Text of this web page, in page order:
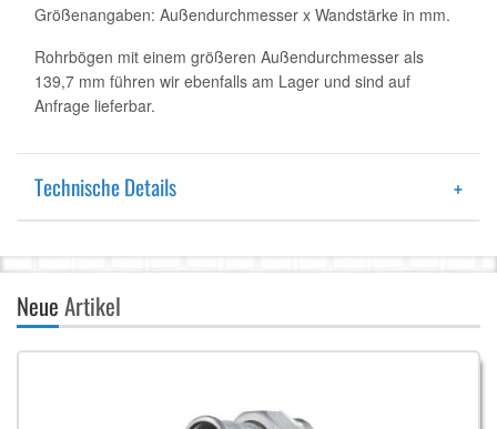
Größenangaben: Außendurchmesser x Wandstärke in mm.
Rohrbögen mit einem größeren Außendurchmesser als
139,7 mm führen wir ebenfalls am Lager und sind auf
Anfrage lieferbar.
Technische Details
NeueArtikel